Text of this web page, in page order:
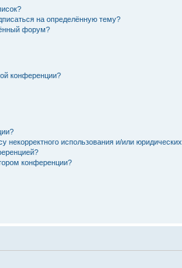
на определённую тему?
форум?
конференции?
некорректного использования и/или юридических
конференции?